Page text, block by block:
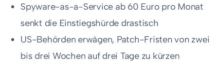
Spyware-as-a-Service ab 60 Euro pro Monat
senkt die Einstiegshürde drastisch
US-Behörden erwägen, Patch-Fristen von zwei
bis drei Wochen auf drei Tage zu kürzen